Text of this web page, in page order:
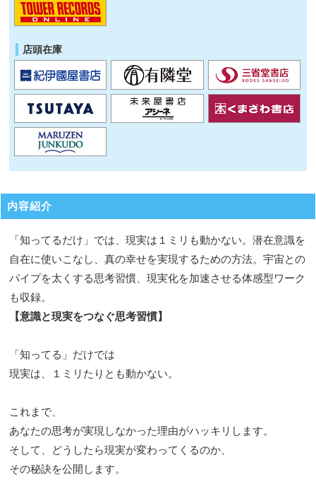
店頭在庫
内容紹介
「知ってるだけ」では、現実は１ミリも動かない。潜在意識を
自在に使いこなし、真の幸せを実現するための方法。宇宙との
パイプを太くする思考習慣、現実化を加速させる体感型ワーク
も収録。
【意識と現実をつなぐ思考習慣】
「知ってる」だけでは
現実は、１ミリたりとも動かない。
これまで、
あなたの思考が実現しなかった理由がハッキリします。
そして、どうしたら現実が変わってくるのか、
その秘訣を公開します。